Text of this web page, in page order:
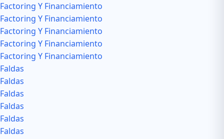
Factoring Y Financiamiento
Factoring Y Financiamiento
Factoring Y Financiamiento
Factoring Y Financiamiento
Factoring Y Financiamiento
Faldas
Faldas
Faldas
Faldas
Faldas
Faldas